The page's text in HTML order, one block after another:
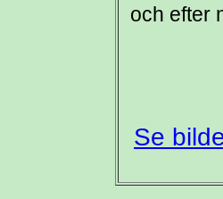
och efter
Se